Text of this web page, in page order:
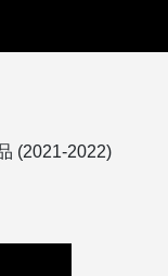
(2021-2022)